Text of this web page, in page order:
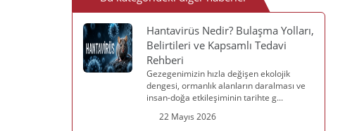
Hantavirüs Nedir? Bulaşma Yolları,
Belirtileri ve Kapsamlı Tedavi
Rehberi
Gezegenimizin hızla değişen ekolojik
dengesi, ormanlık alanların daralması ve
insan-doğa etkileşiminin tarihte g...
22 Mayıs 2026